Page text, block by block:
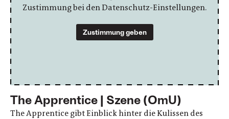
Zustimmung bei den Datenschutz-Einstellungen.
Zustimmung geben
The Apprentice | Szene (OmU)
The Apprentice gibt Einblick hinter die Kulissen des